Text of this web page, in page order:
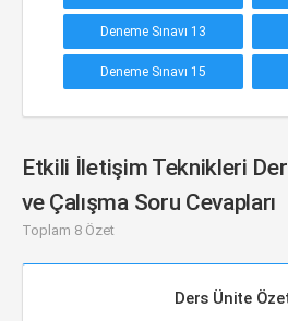
Deneme Sınavı 13
Deneme Sınavı 15
Etkili İletişim Teknikleri
ve Çalışma Soru Cevapları
Toplam 8 Özet
Ders Ünite